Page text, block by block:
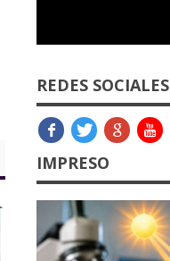
REDES SOCIALES
IMPRESO